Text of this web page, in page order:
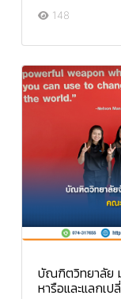
148
บัณฑิตวิทยาลัย
หารือและแลกเป